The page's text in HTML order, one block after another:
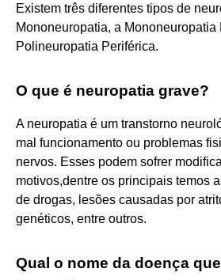
Existem três diferentes tipos de
Mononeuropatia, a Mononeuropatia
Polineuropatia Periférica.
O que é neuropatia grave?
A neuropatia é um transtorno
mal funcionamento ou problemas
nervos. Esses podem sofrer
motivos,dentre os principais temos
de drogas, lesões causadas por
genéticos, entre outros.
Qual o nome da doença